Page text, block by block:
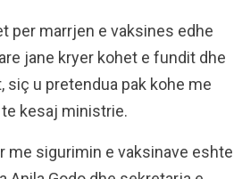
per marrjen e vaksines edhe
jane kryer kohet e fundit dhe
siç u pretendua pak kohe me
kesaj ministrie.
me sigurimin e vaksinave eshte